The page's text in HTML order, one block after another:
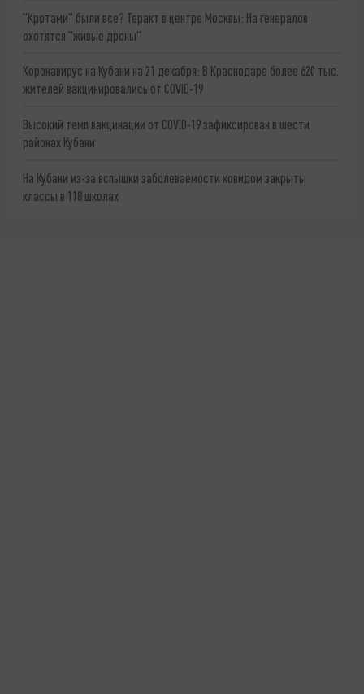
"Кротами" были все? Теракт в центре Москвы: На генералов
охотятся "живые дроны"
Коронавирус на Кубани на 21 декабря: В Краснодаре более 620 тыс.
жителей вакцинировались от COVID-19
Высокий темп вакцинации от COVID-19 зафиксирован в шести
районах Кубани
На Кубани из-за вспышки заболеваемости ковидом закрыты
классы в 118 школах